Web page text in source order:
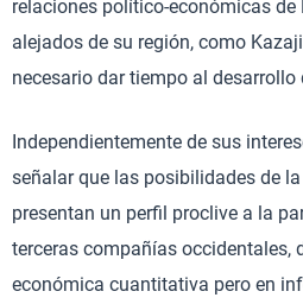
relaciones político-económicas
alejados de su región, como
necesario dar tiempo al desarrollo
Independientemente de sus
señalar que las posibilidades de
presentan un perfil proclive a la
terceras compañías occidentales,
económica cuantitativa pero en